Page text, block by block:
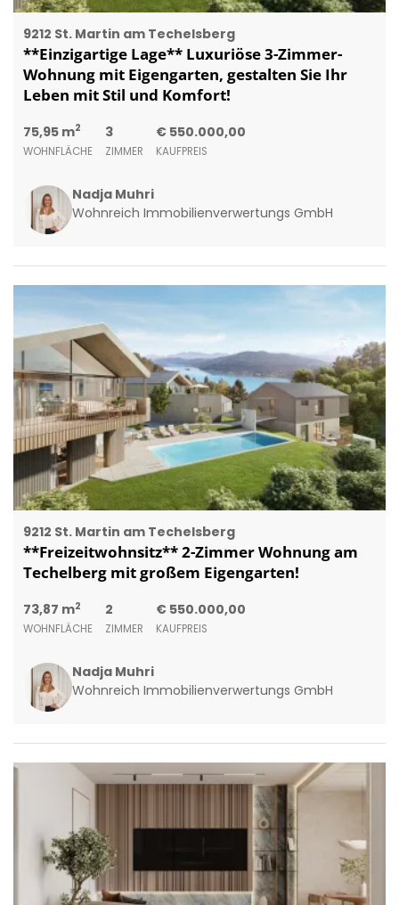
9212 St. Martin am Techelsberg
**Einzigartige Lage** Luxuriöse 3-Zimmer-
Wohnung mit Eigengarten, gestalten Sie Ihr
Leben mit Stil und Komfort!
75,95 m2
WOHNFLÄCHE
3
ZIMMER
€ 550.000,00
KAUFPREIS
Nadja Muhri
Wohnreich Immobilienverwertungs GmbH
9212 St. Martin am Techelsberg
**Freizeitwohnsitz** 2-Zimmer Wohnung am
Techelberg mit großem Eigengarten!
73,87 m2
WOHNFLÄCHE
2
ZIMMER
€ 550.000,00
KAUFPREIS
Nadja Muhri
Wohnreich Immobilienverwertungs GmbH